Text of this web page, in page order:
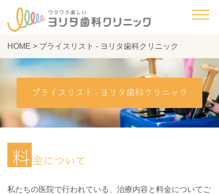
HOME > プライスリスト - ヨリタ歯科クリニック
プライスリスト - ヨリタ歯科クリニック
料 金について
私たちの医院で行われている、治療内容と料金についてご